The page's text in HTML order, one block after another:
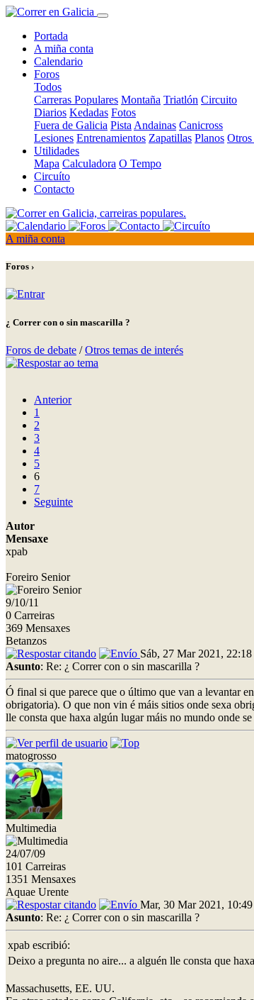
Portada
A miña conta
Calendario
Foros
Todos
Carreras Populares Montaña Triatlón Circuito
Diarios Kedadas Fotos
Fuera de Galicia Pista Andainas Canicross
Lesiones Entrenamientos Zapatillas Planos Otros
Utilidades
Mapa Calculadora O Tempo
Circuíto
Contacto
A miña conta
Foros ›
¿ Correr con o sin mascarilla ?
Foros de debate /Otros temas de interés
Anterior
1
2
3
4
5
6
7
Seguinte
Autor
Mensaxe
xpab
Foreiro Senior
9/10/11
0 Carreiras
369 Mensaxes
Betanzos
Sáb, 27 Mar 2021, 22:18
Asunto: Re: ¿ Correr con o sin mascarilla ?
Ó final si que parece que o último que van a levantar
obrigatoria). O que non vin é máis sitios onde sexa
lle consta que haxa algún lugar máis no mundo onde
matogrosso
Multimedia
24/07/09
101 Carreiras
1351 Mensaxes
Aquae Urente
Mar, 30 Mar 2021, 10:49
Asunto: Re: ¿ Correr con o sin mascarilla ?
xpab escribió:
Deixo a pregunta no aire... a alguén lle consta que
Massachusetts, EE. UU.